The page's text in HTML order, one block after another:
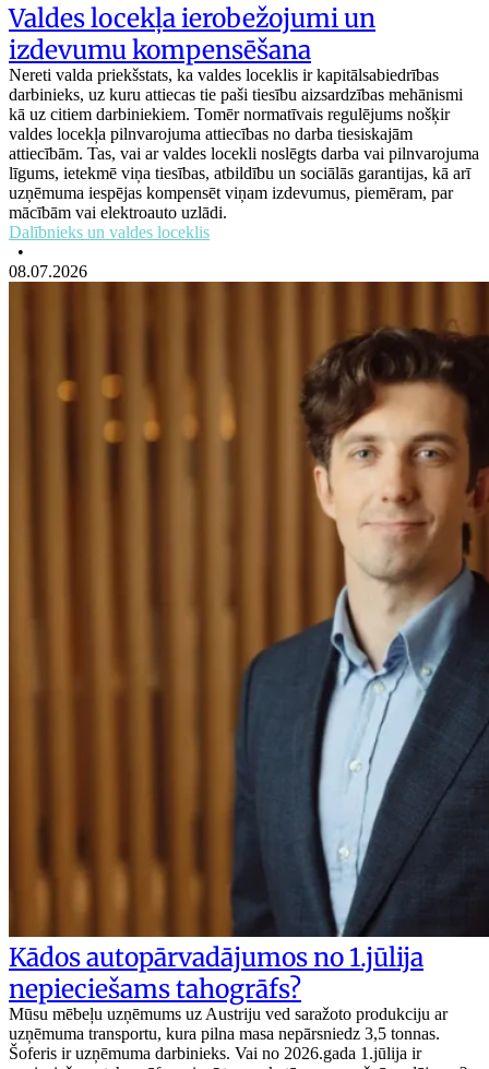
Valdes locekļa ierobežojumi un
izdevumu kompensēšana
Nereti valda priekšstats, ka valdes loceklis ir kapitālsabiedrības
darbinieks, uz kuru attiecas tie paši tiesību aizsardzības mehānismi
kā uz citiem darbiniekiem. Tomēr normatīvais regulējums nošķir
valdes locekļa pilnvarojuma attiecības no darba tiesiskajām
attiecībām. Tas, vai ar valdes locekli noslēgts darba vai pilnvarojuma
līgums, ietekmē viņa tiesības, atbildību un sociālās garantijas, kā arī
uzņēmuma iespējas kompensēt viņam izdevumus, piemēram, par
mācībām vai elektroauto uzlādi.
Dalībnieks un valdes loceklis
•
08.07.2026
Kādos autopārvadājumos no 1.jūlija
nepieciešams tahogrāfs?
Mūsu mēbeļu uzņēmums uz Austriju ved saražoto produkciju ar
uzņēmuma transportu, kura pilna masa nepārsniedz 3,5 tonnas.
Šoferis ir uzņēmuma darbinieks. Vai no 2026.gada 1.jūlija ir